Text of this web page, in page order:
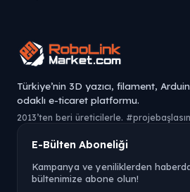
Türkiye’nin 3D yazıcı, filament,
odaklı e-ticaret platformu.
2013’ten beri üreticilerle. #projebaşlasın
E-Bülten Aboneliği
Kampanya ve yeniliklerden
bültenimize abone olun!